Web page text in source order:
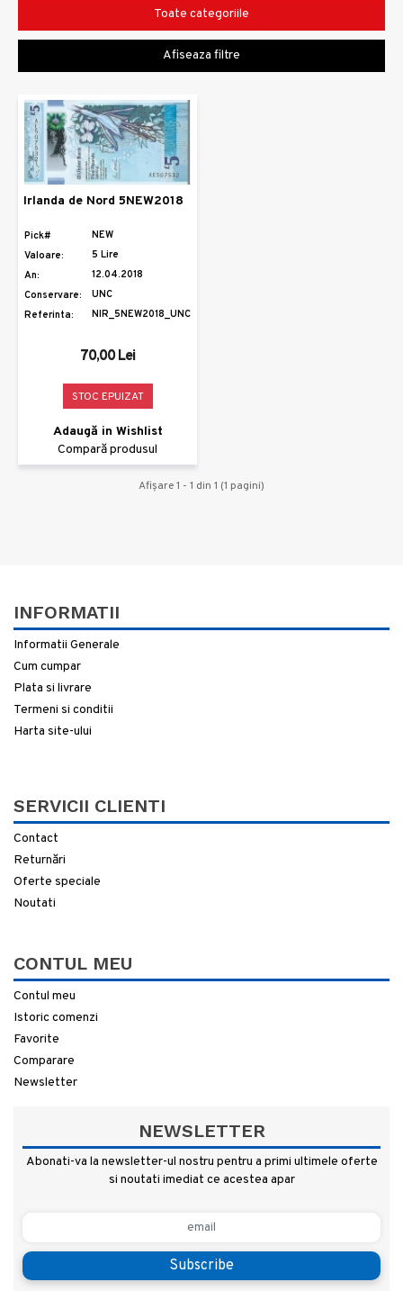
Toate categoriile
Afiseaza filtre
Irlanda de Nord 5NEW2018
Pick#
NEW
Valoare:
5 Lire
An:
12.04.2018
Conservare:
UNC
Referinta:
NIR_5NEW2018_UNC
70,00 Lei
STOC EPUIZAT
Adaugă in Wishlist
Compară produsul
Afişare 1 - 1 din 1 (1 pagini)
INFORMATII
Informatii Generale
Cum cumpar
Plata si livrare
Termeni si conditii
Harta site-ului
SERVICII CLIENTI
Contact
Returnări
Oferte speciale
Noutati
CONTUL MEU
Contul meu
Istoric comenzi
Favorite
Comparare
Newsletter
NEWSLETTER
Abonati-va la newsletter-ul nostru pentru a primi ultimele oferte
si noutati imediat ce acestea apar
Subscribe